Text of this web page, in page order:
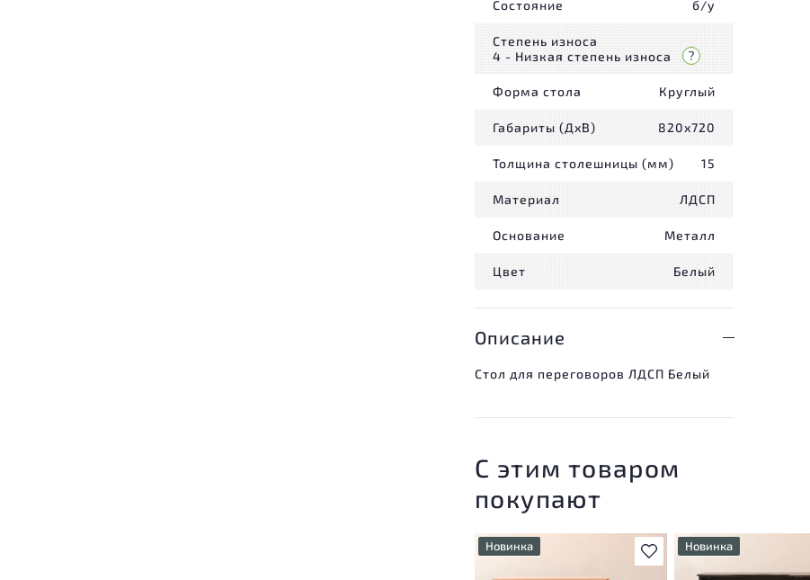
Состояние б/у
Степень износа
4 - Низкая степень износа
Форма стола Круглый
Габариты (ДxВ) 820x720
Толщина столешницы (мм) 15
Материал ЛДСП
Основание Металл
Цвет Белый
Описание
Стол для переговоров ЛДСП Белый
С этим товаром
покупают
В избранное
Новинка Новинка
У товара присутствуют